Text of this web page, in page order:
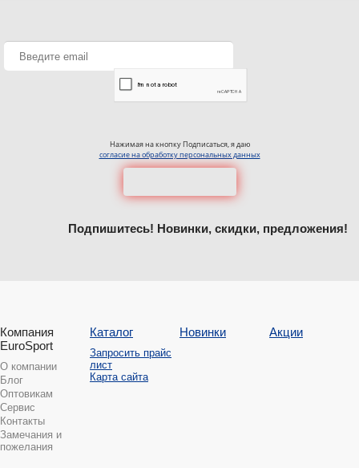
Нажимая на кнопку Подписаться, я даю
согласие на обработку персональных данных
Подпишитесь! Новинки, скидки, предложения!
Компания
EuroSport
О компании
Блог
Оптовикам
Сервис
Контакты
Замечания и
пожелания
Каталог
Запросить прайс
лист
Карта сайта
Новинки Акции